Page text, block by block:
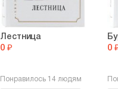
Лестница
0 ₽
Понравилось 14 людям
0